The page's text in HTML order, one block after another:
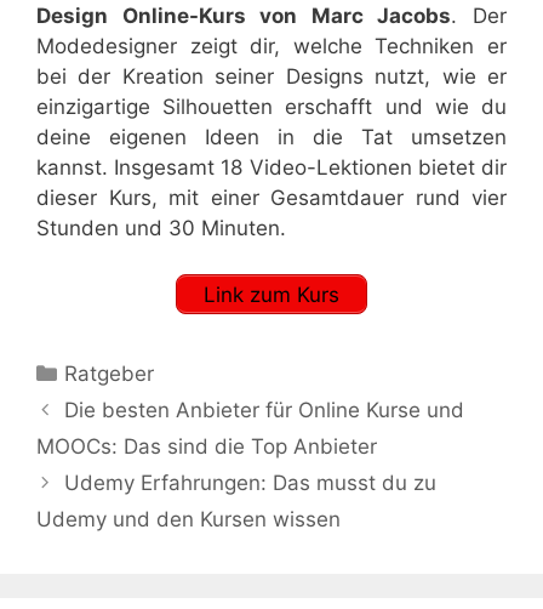
Design Online-Kurs von Marc Jacobs. Der
Modedesigner zeigt dir, welche Techniken er
bei der Kreation seiner Designs nutzt, wie er
einzigartige Silhouetten erschafft und wie du
deine eigenen Ideen in die Tat umsetzen
kannst. Insgesamt 18 Video-Lektionen bietet dir
dieser Kurs, mit einer Gesamtdauer rund vier
Stunden und 30 Minuten.
Link zum Kurs
Kategorien
Ratgeber
Die besten Anbieter für Online Kurse und
MOOCs: Das sind die Top Anbieter
Udemy Erfahrungen: Das musst du zu
Udemy und den Kursen wissen